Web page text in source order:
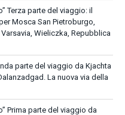
Terza parte del viaggio: il
Mosca San Pietroburgo,
Wieliczka, Repubblica
parte del viaggio da Kjachta
La nuova via della
Prima parte del viaggio da